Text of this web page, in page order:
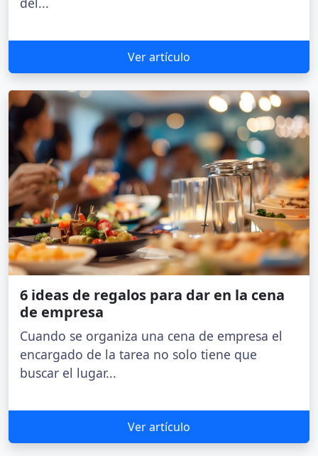
Ver artículo
6 ideas de regalos para dar en la cena
de empresa
Cuando se organiza una cena de empresa el
encargado de la tarea no solo tiene que
buscar el lugar...
Ver artículo